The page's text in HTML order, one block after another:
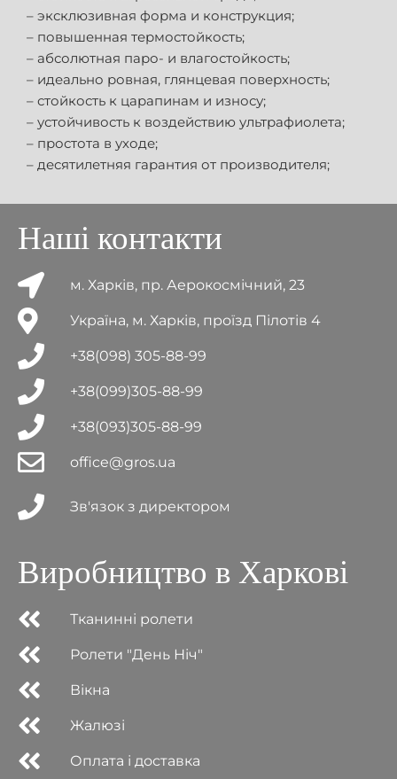
– эксклюзивная форма и конструкция;
– повышенная термостойкость;
– абсолютная паро- и влагостойкость;
– идеально ровная, глянцевая поверхность;
– стойкость к царапинам и износу;
– устойчивость к воздействию ультрафиолета;
– простота в уходе;
– десятилетняя гарантия от производителя;
Наші контакти
м. Харків, пр. Аерокосмічний, 23
Україна, м. Харків, проїзд Пілотів 4
+38(098) 305-88-99
+38(099)305-88-99
+38(093)305-88-99
office@gros.ua
Зв'язок з директором
Виробництво в Харкові
Тканинні ролети
Ролети "День Ніч"
Вікна
Жалюзі
Оплата і доставка